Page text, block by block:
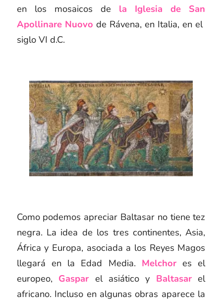
en los mosaicos de la Iglesia de San
Apollinare Nuovo de Rávena, en Italia, en el
siglo VI d.C.
Como podemos apreciar Baltasar no tiene tez
negra. La idea de los tres continentes, Asia,
África y Europa, asociada a los Reyes Magos
llegará en la Edad Media. Melchores el
europeo, Gaspar el asiático y Baltasarel
africano. Incluso en algunas obras aparece la